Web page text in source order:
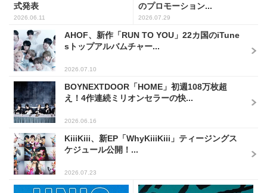
式発表
2026.06.11
のプロモーション...
2026.07.29
AHOF、新作「RUN TO YOU」22カ国のiTune
sトップアルバムチャー...
2026.07.10
BOYNEXTDOOR「HOME」初週108万枚超
え！4作連続ミリオンセラーの快...
2026.06.16
KiiiKiii、新EP「WhyKiiiKiii」ティージングス
ケジュール公開！...
2026.07.23